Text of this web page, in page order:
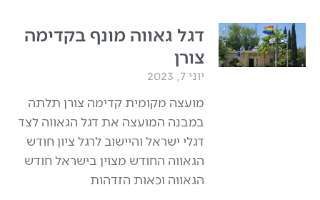
דגל גאווה מונף בקדימה
צורן
יוני 7, 2023
מועצה מקומית קדימה צורן תלתה
במבנה המועצה את דגל הגאווה לצד
דגלי ישראל והיישוב לרגל ציון חודש
הגאווה החודש מצוין בישראל חודש
הגאווה וכאות הזדהות